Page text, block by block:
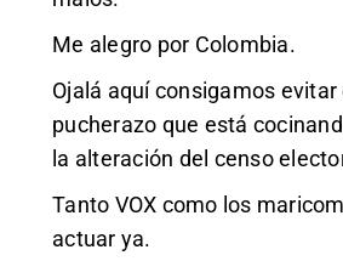
Me alegro por Colombia.
Ojalá aquí consigamos evitar
pucherazo que está
la alteración del censo
Tanto VOX como los
actuar ya.